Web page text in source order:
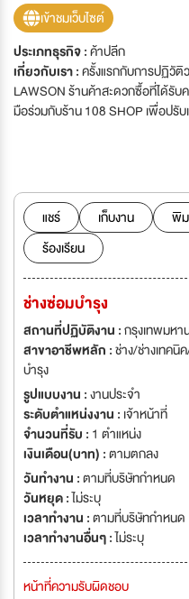
เข้าชมเว็บไซต์
ประเภทธุรกิจ :ค้าปลีก
เกี่ยวกับเรา :ครั้งแรกกับการปฏิวัติ
LAWSON ร้านค้าสะดวกซื้อที่ได้รั
มือร่วมกับร้าน 108 SHOP เพื่อปรับ
เป็นต้นไป (สาขา บริษัท สหพัฒนพิ
แชร์ เก็บงาน
พิ
ร้องเรียน
ช่างซ่อมบำรุง
สถานที่ปฏิบัติงาน :กรุงเทพมหา
สาขาอาชีพหลัก :ช่าง/ช่างเทคนิ
บำรุง
รูปแบบงาน :งานประจำ
ระดับตำแหน่งงาน : เจ้าหน้าที่
จำนวนที่รับ : 1 ตำแหน่ง
เงินเดือน(บาท) :ตามตกลง
วันทำงาน :ตามที่บริษัทกำหนด
วันหยุด :ไม่ระบุ
เวลาทำงาน :ตามที่บริษัทกำหนด
เวลาทำงานอื่นๆ :ไม่ระบุ
หน้าที่ความรับผิดชอบ